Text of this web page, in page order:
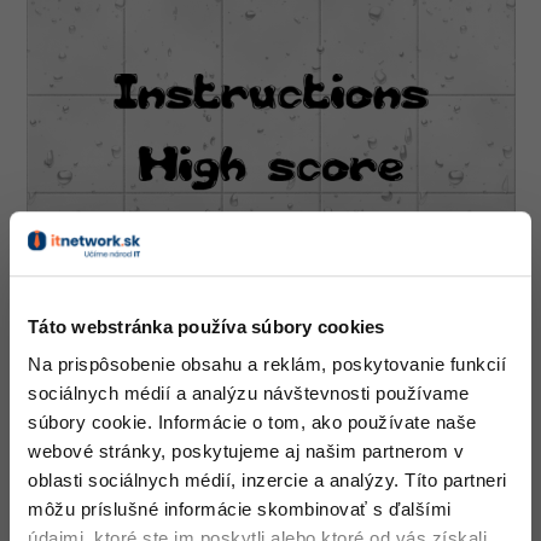
Táto webstránka používa súbory cookies
Na prispôsobenie obsahu a reklám, poskytovanie funkcií
sociálnych médií a analýzu návštevnosti používame
súbory cookie. Informácie o tom, ako používate naše
webové stránky, poskytujeme aj našim partnerom v
oblasti sociálnych médií, inzercie a analýzy. Títo partneri
môžu príslušné informácie skombinovať s ďalšími
UX
Business
-30%
MS Office
Google Dokumenty
Time management
Fórum
Linux a UNIX
Adobe Lightroom -30%
Adobe XD -15%
Adobe InDesign
Adobe After Effects
Blender
Inkscape
Fotografovanie -80%
Video